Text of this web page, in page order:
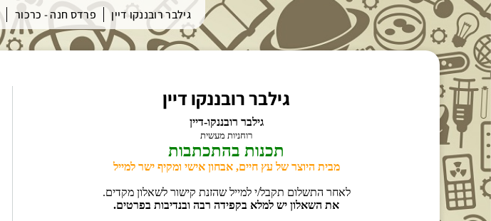
גילבר רובננקו דיין פרדס חנה - כרכור
גילבר רובננקו דיין